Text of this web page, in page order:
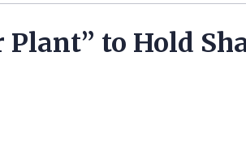
to Hold